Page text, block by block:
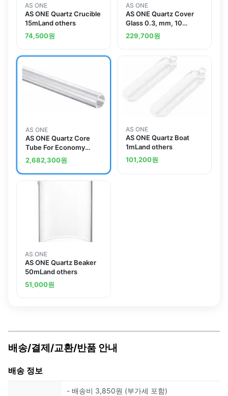
AS ONE
AS ONE Quartz Crucible
15mLand others
74,500원
AS ONE
AS ONE Quartz Cover
Glass 0.3, mm, 10
Piecesand others
229,700원
AS ONE
AS ONE Quartz Core
Tube For Economy
Tube Electric Furnace
(For ROM)and others
2,682,300원
AS ONE
AS ONE Quartz Boat
1mLand others
101,200원
AS ONE
AS ONE Quartz Beaker
50mLand others
51,000원
배송/결제/교환/반품 안내
배송 정보
- 배송비 3,850원 (부가세 포함)